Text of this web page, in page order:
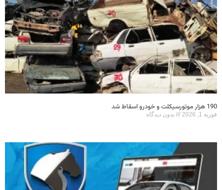
190 هزار موتورسیکلت و خودرو اسقاط شد
فوریه 1, 2026 بدون دیدگاه